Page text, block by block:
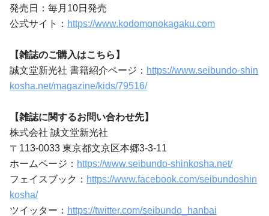
発売日：毎月10日発売
公式サイト： https://www.kodomonokagaku.com
【雑誌のご購入はこちら】
誠文堂新光社 書籍紹介ページ： https://www.seibundo-shin
kosha.net/magazine/kids/79516/
【雑誌に関するお問い合わせ先】
株式会社 誠文堂新光社
〒113-0033 東京都文京区本郷3-3-11
ホームページ： https://www.seibundo-shinkosha.net/
フェイスブック： https://www.facebook.com/seibundoshin
kosha/
ツイッター： https://twitter.com/seibundo_hanbai